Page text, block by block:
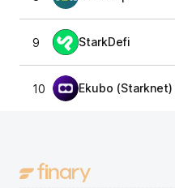
9 StarkDefi
10 Ekubo (Starknet)